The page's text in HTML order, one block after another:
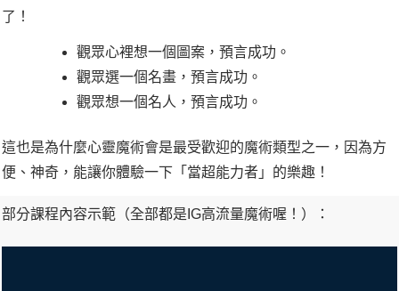
了！
觀眾心裡想一個圖案，預言成功。
觀眾選一個名畫，預言成功。
觀眾想一個名人，預言成功。
這也是為什麼心靈魔術會是最受歡迎的魔術類型之一，因為方
便、神奇，能讓你體驗一下「當超能力者」的樂趣！
部分課程內容示範（全部都是IG高流量魔術喔！）：